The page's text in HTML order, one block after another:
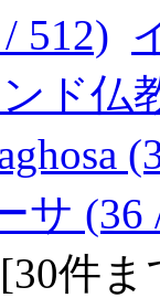
512)
ド仏
サ (36
[30件ま